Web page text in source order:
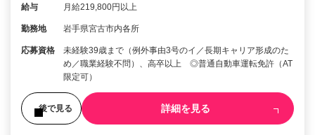
給与 月給219,800円以上
勤務地 岩手県宮古市内各所
応募資格
未経験39歳まで（例外事由3号のイ／長期キャリア形成のた
め／職業経験不問）、高卒以上 ◎普通自動車運転免許（AT
限定可）
後で見る 詳細を見る